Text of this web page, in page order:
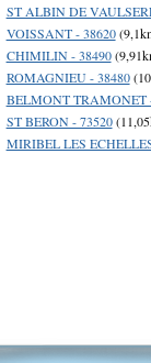
ST ALBIN DE
VOISSANT - 38620
CHIMILIN - 38490
ROMAGNIEU - 38480
BELMONT TRAMONET
ST BERON - 73520
MIRIBEL LES